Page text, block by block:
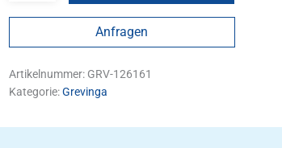
Anfragen
Artikelnummer: GRV-126161
Kategorie:Grevinga